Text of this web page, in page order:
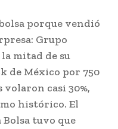
porque vendió
Grupo
mitad de su
de México por 750
volaron casi 30%,
histórico. El
tuvo que